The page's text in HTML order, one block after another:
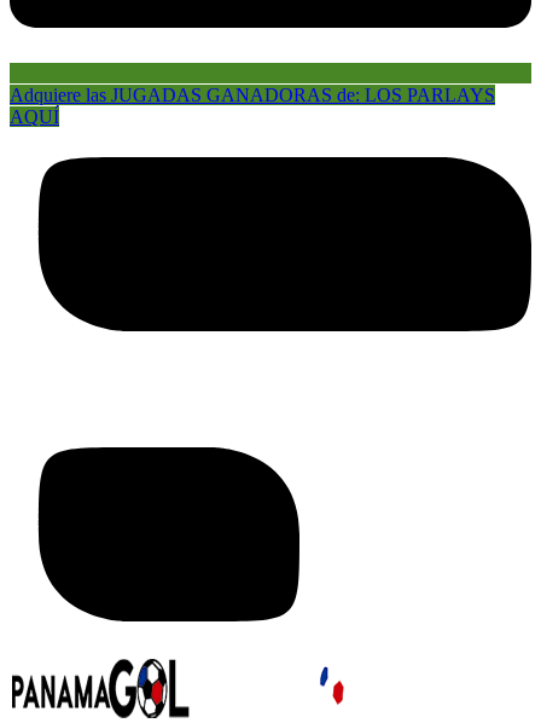
Adquiere las JUGADAS GANADORAS de: LOS PARLAYS
AQUÍ